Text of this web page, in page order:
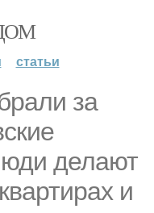
статьи
за
делают
и